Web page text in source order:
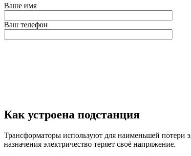
Ваше имя
Ваш телефон
Как устроена подстанция
Трансформаторы используют для наименьшей потери
назначения электричество теряет своё напряжение.